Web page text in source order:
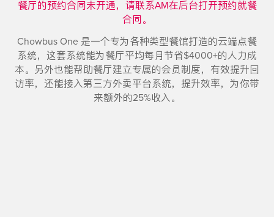
餐厅的预约合同未开通，请联系AM在后台打开预约就餐
合同。
Chowbus One 是一个专为各种类型餐馆打造的云端点餐
系统，这套系统能为餐厅平均每月节省$4000+的人力成
本。另外也能帮助餐厅建立专属的会员制度，有效提升回
访率，还能接入第三方外卖平台系统，提升效率，为你带
来额外的25%收入。